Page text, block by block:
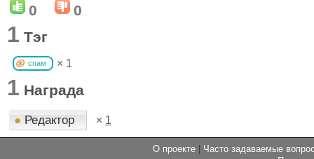
0
0
1 Тэг
спам × 1
1 Награда
● Редактор × 1
О проекте
Часто задаваемые